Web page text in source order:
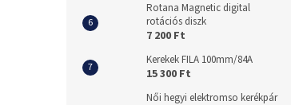
Rotana Magnetic digital
rotációs diszk
7 200 Ft
Kerekek FILA 100mm/84A
15 300 Ft
Női hegyi elektromso kerékpár